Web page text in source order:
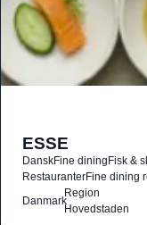
ESSE
DanskFine diningFisk &
RestauranterFine dining
Danmark
Region
Hovedstaden